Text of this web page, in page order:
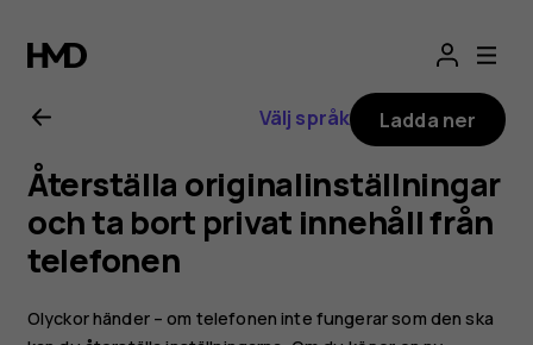
för
Nokia
G21
Välj språk Ladda ner
Återställa originalinställningar
och ta bort privat innehåll från
telefonen
Olyckor händer – om telefonen inte fungerar som den ska